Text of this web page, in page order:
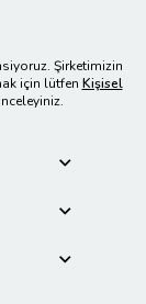
Şirketimizin
için lütfen Kişisel
inceleyiniz.